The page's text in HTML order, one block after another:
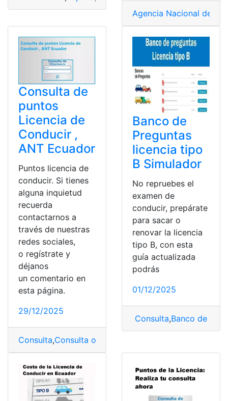
Agencia Nacional de
Consulta de
puntos
Licencia de
Conducir ,
ANT Ecuador
Puntos licencia de
conducir. Si tienes
alguna inquietud
recuerda
contactarnos a
través de nuestras
redes sociales,
o regístrate y
déjanos
un comentario en
esta página.
29/12/2025
Consulta,Consulta online
Banco de
Preguntas
licencia tipo
B Simulador
No repruebes el
examen de
conducir, prepárate
para sacar o
renovar la licencia
tipo B, con esta
guía actualizada
podrás
01/12/2025
Consulta,Banco de